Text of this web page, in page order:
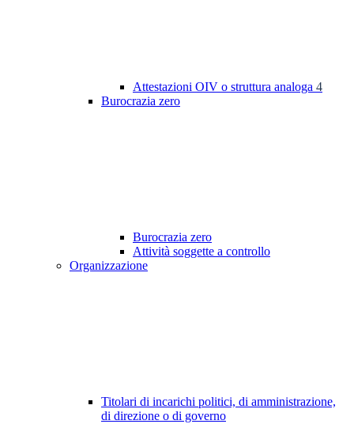
Attestazioni OIV o struttura analoga 4
Burocrazia zero
Burocrazia zero
Attività soggette a controllo
Organizzazione
Titolari di incarichi politici, di amministrazione,
di direzione o di governo